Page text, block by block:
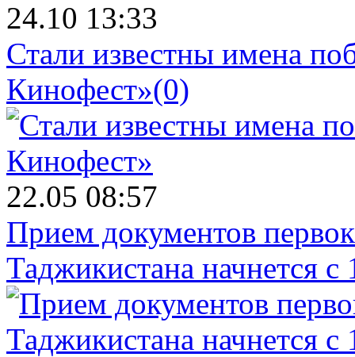
24.10 13:33
Стали известны имена
Кинофест»(0)
22.05 08:57
Прием документов
Таджикистана начнется с